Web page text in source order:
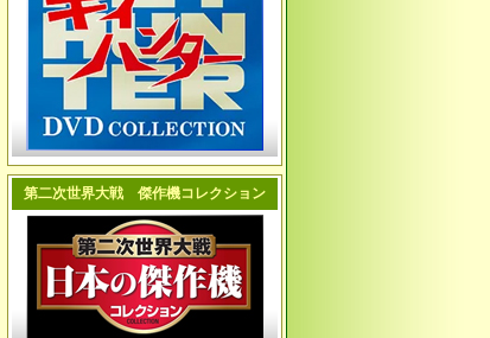
第二次世界大戦 傑作機コレクション